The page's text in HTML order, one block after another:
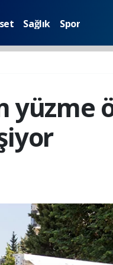
Sağlık Spor
yüzme